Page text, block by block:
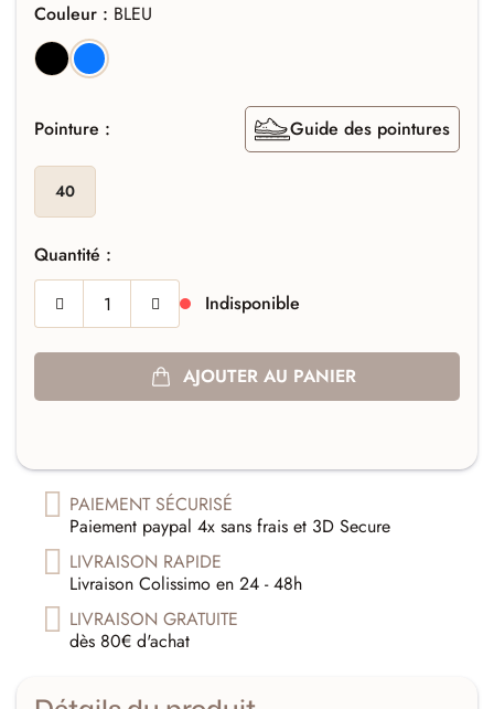
Couleur : BLEU
NOIRBLEU
Pointure : Guide des pointures
40
Quantité :
Indisponible
AJOUTER AU PANIER
PAIEMENT SÉCURISÉ
Paiement paypal 4x sans frais et 3D Secure
LIVRAISON RAPIDE
Livraison Colissimo en 24 - 48h
LIVRAISON GRATUITE
dès 80€ d'achat